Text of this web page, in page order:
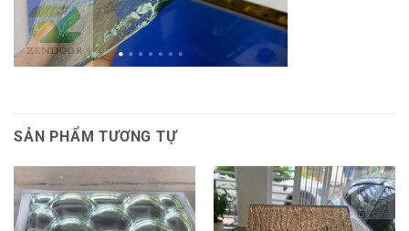
SẢN PHẨM TƯƠNG TỰ